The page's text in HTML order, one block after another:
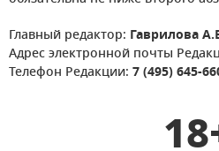
Главный редактор: Гаврилова
Адрес электронной почты
Телефон Редакции: 7 (495) 645-